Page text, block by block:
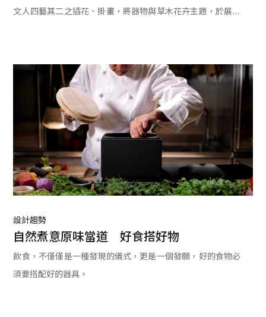
文人四藝其二之插花、掛畫，將器物與草木花卉主題，於展覽
設計趨勢
自然煮意原味當道　好食搭好物
飲食，不僅僅是一種發現的儀式，更是一個發願，好的食物必
須要搭配好的器具。